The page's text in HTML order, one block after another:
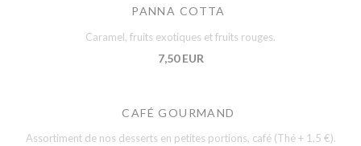
PANNA COTTA
Caramel, fruits exotiques et fruits rouges.
7,50 EUR
CAFÉ GOURMAND
Assortiment de nos desserts en petites portions, café (Thé + 1,5 €).